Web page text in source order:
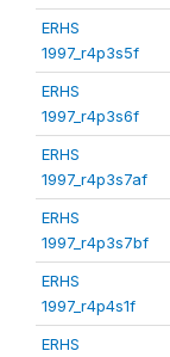
ERHS
1997_r4p3s5f
ERHS
1997_r4p3s6f
ERHS
1997_r4p3s7af
ERHS
1997_r4p3s7bf
ERHS
1997_r4p4s1f
ERHS